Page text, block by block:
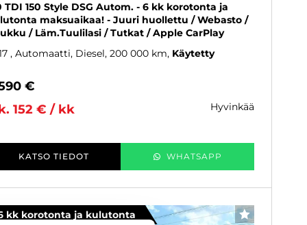
TDI 150 Style DSG Autom. - 6 kk korotonta ja
maksuaikaa! - Juuri huollettu / Webasto /
/ Läm.Tuulilasi / Tutkat / Apple CarPlay
, Automaatti, Diesel, 200 000 km Käytetty
€
152 € / kk
hyvinkää
KATSO TIEDOT WHATSAPP
kk korotonta ja kulutonta SUOSIKKI